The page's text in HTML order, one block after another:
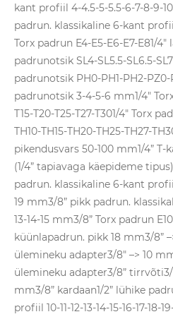
kant profiil 4-4.5-5-5.5-6-7-8-9-
padrun. klassikaline 6-kant
Torx padrun E4-E5-E6-E7-E81/
padrunotsik SL4-SL5.5-SL6.5-
padrunotsik PH0-PH1-PH2-PZ0-
padrunotsik 3-4-5-6 mm1/4"
T15-T20-T25-T27-T301/4" Torx
TH10-TH15-TH20-TH25-TH27-
pikendusvars 50-100 mm1/4” T-
(1/4” tapiavaga käepideme
padrun. klassikaline 6-kant profiil
19 mm3/8” pikk padrun.
13-14-15 mm3/8” Torx padrun
küünlapadrun. pikk 18 mm3/8”
ülemineku adapter3/8" –> 10
ülemineku adapter3/8” tirrvõti3/
mm3/8” kardaan1/2” lühike
profiil 10-11-12-13-14-15-16-17-18-